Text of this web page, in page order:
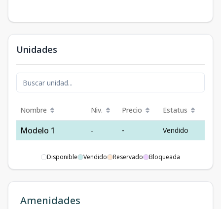
Unidades
Nombre Niv. Precio Estatus
Modelo 1 - - Vendido
Disponible Vendido Reservado Bloqueada
Amenidades